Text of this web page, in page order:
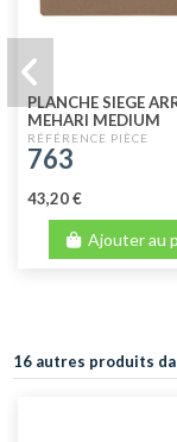
PLANCHE SIEGE
MEHARI MEDIUM
763
43,20 €
Ajouter au
16 autres produits